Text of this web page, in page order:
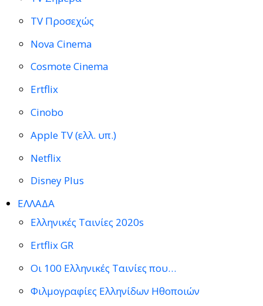
TV Προσεχώς
Nova Cinema
Cosmote Cinema
Ertflix
Cinobo
Apple TV (ελλ. υπ.)
Netflix
Disney Plus
ΕΛΛΑΔΑ
Ελληνικές Ταινίες 2020s
Ertflix GR
Οι 100 Ελληνικές Ταινίες που…
Φιλμογραφίες Ελληνίδων Ηθοποιών